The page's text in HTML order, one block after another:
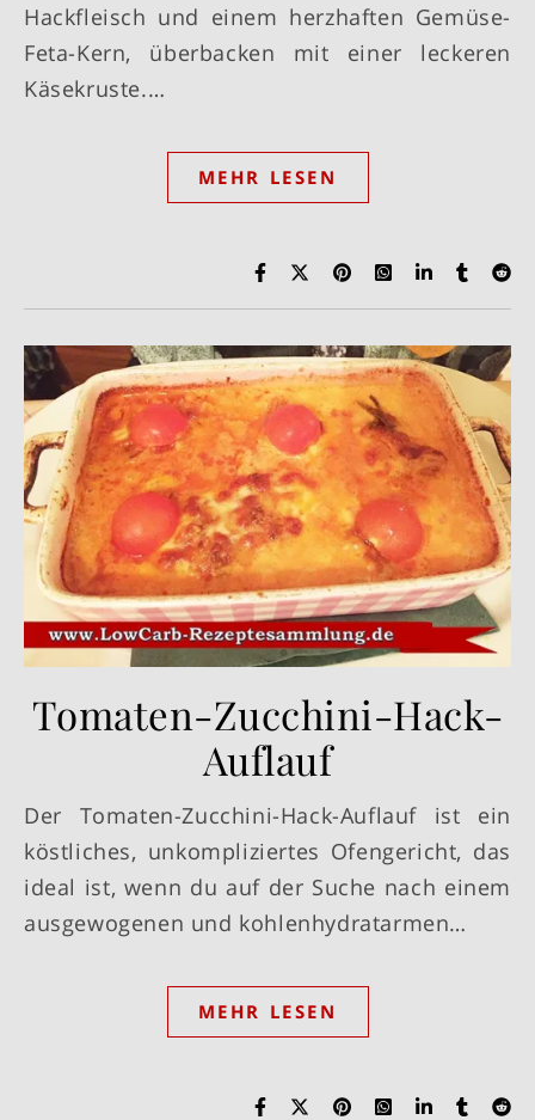
Hackfleisch und einem herzhaften Gemüse-
Feta-Kern, überbacken mit einer leckeren
Käsekruste.…
MEHR LESEN
Tomaten-Zucchini-Hack-
Auflauf
Der Tomaten-Zucchini-Hack-Auflauf ist ein
köstliches, unkompliziertes Ofengericht, das
ideal ist, wenn du auf der Suche nach einem
ausgewogenen und kohlenhydratarmen…
MEHR LESEN